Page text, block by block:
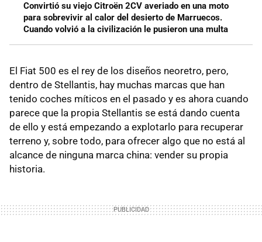
Convirtió su viejo Citroën 2CV averiado en una moto
para sobrevivir al calor del desierto de Marruecos.
Cuando volvió a la civilización le pusieron una multa
El Fiat 500 es el rey de los diseños neoretro, pero,
dentro de Stellantis, hay muchas marcas que han
tenido coches míticos en el pasado y es ahora cuando
parece que la propia Stellantis se está dando cuenta
de ello y está empezando a explotarlo para recuperar
terreno y, sobre todo, para ofrecer algo que no está al
alcance de ninguna marca china: vender su propia
historia.